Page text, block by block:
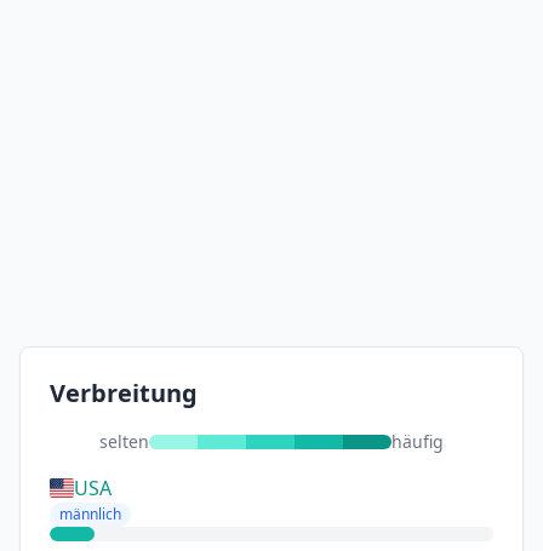
Verbreitung
selten häufig
USA
männlich